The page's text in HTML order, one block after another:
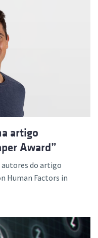
artigo
Award”
autores do artigo
Human Factors in